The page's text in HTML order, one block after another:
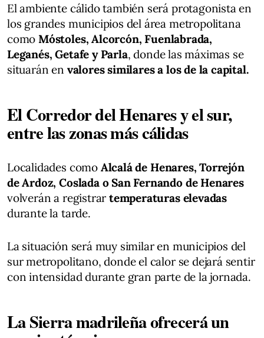
El ambiente cálido también será protagonista en
los grandes municipios del área metropolitana
como Móstoles, Alcorcón, Fuenlabrada,
Leganés, Getafe y Parla, donde las máximas se
situarán en valores similares a los de la capital.
El Corredor del Henares y el sur,
entre las zonas más cálidas
Localidades como Alcalá de Henares, Torrejón
de Ardoz, Coslada o San Fernando de Henares
volverán a registrartemperaturas elevadas
durante la tarde.
La situación será muy similar en municipios del
sur metropolitano, donde el calor se dejará sentir
con intensidad durante gran parte de la jornada.
La Sierra madrileña ofrecerá un